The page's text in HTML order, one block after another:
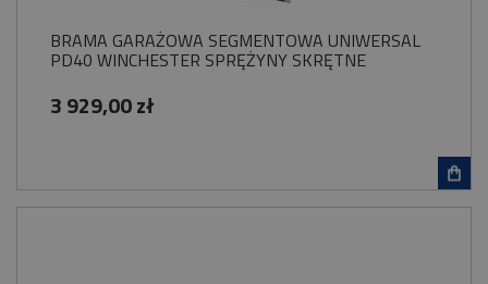
BRAMA GARAŻOWA SEGMENTOWA UNIWERSAL
PD40 WINCHESTER SPRĘŻYNY SKRĘTNE
3 929,00 zł